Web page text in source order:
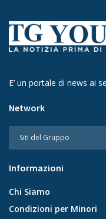
E’ un portale di news ai
Network
Informazioni
Chi Siamo
Condizioni per Minori